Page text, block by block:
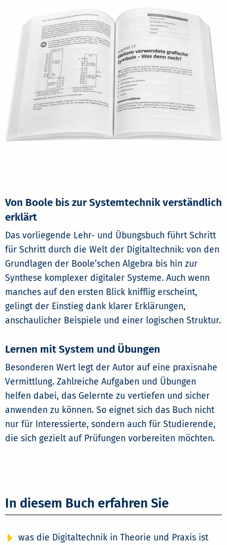
Von Boole bis zur Systemtechnik verständlich
erklärt
Das vorliegende Lehr- und Übungsbuch führt Schritt
für Schritt durch die Welt der Digitaltechnik: von den
Grundlagen der Boole’schen Algebra bis hin zur
Synthese komplexer digitaler Systeme. Auch wenn
manches auf den ersten Blick knifflig erscheint,
gelingt der Einstieg dank klarer Erklärungen,
anschaulicher Beispiele und einer logischen Struktur.
Lernen mit System und Übungen
Besonderen Wert legt der Autor auf eine praxisnahe
Vermittlung. Zahlreiche Aufgaben und Übungen
helfen dabei, das Gelernte zu vertiefen und sicher
anwenden zu können. So eignet sich das Buch nicht
nur für Interessierte, sondern auch für Studierende,
die sich gezielt auf Prüfungen vorbereiten möchten.
In diesem Buch erfahren Sie
was die Digitaltechnik in Theorie und Praxis ist